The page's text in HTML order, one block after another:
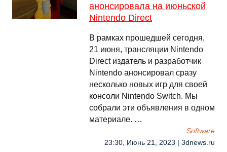
анонсировала на июньской
Nintendo Direct
В рамках прошедшей сегодня,
21 июня, трансляции Nintendo
Direct издатель и разработчик
Nintendo анонсировал сразу
несколько новых игр для своей
консоли Nintendo Switch. Мы
собрали эти объявления в одном
материале. …
Software
23:30, Июнь 21, 2023 | 3dnews.ru